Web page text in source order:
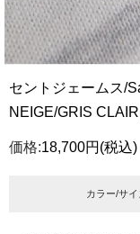
セントジェームス/
NEIGE/GRIS
価格:18,700円 (税込)
カラー/サイ